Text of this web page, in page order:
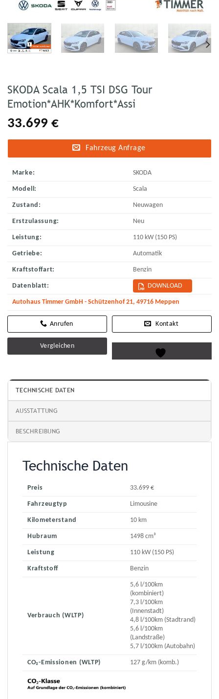
SKODA Scala 1,5 TSI DSG Tour
Emotion*AHK*Komfort*Assi
33.699 €
Fahrzeug Anfrage
Marke: SKODA
Modell: Scala
Zustand: Neuwagen
Erstzulassung: Neu
Leistung: 110 kW (150 PS)
Getriebe: Automatik
Kraftstoffart: Benzin
Datenblatt: DOWNLOAD
Autohaus Timmer GmbH - Schützenhof 21, 49716 Meppen
Kontakt
Vergleichen
TECHNISCHE DATEN
AUSSTATTUNG
BESCHREIBUNG
Technische Daten
Preis 33.699 €
Fahrzeugtyp Limousine
Kilometerstand 10 km
Hubraum 1498 cm³
Leistung 110 kW (150 PS)
Kraftstoff Benzin
Verbrauch (WLTP)
5,6 l/100km
(kombiniert)
7,3 l/100km
(Innenstadt)
4,8 l/100km (Stadtrand)
5,6 l/100km
(Landstraße)
5,7 l/100km (Autobahn)
CO₂-Emissionen (WLTP) 127 g/km (komb.)